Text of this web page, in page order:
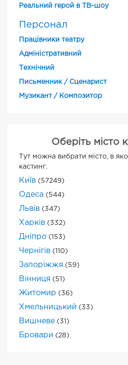
Реальний герой в ТВ-шоу
Персонал
Працівники театру
Адміністративний
Технічний
Письменник / Сценарист
Музикант / Композитор
Оберіть місто
Тут можна вибрати місто, в
кастинг.
Київ (57249)
Одеса (544)
Львів (347)
Харків (332)
Дніпро (153)
Чернігів (110)
Запоріжжя (59)
Вінниця (51)
Житомир (36)
Хмельницький (33)
Вишневе (31)
Бровари (28)